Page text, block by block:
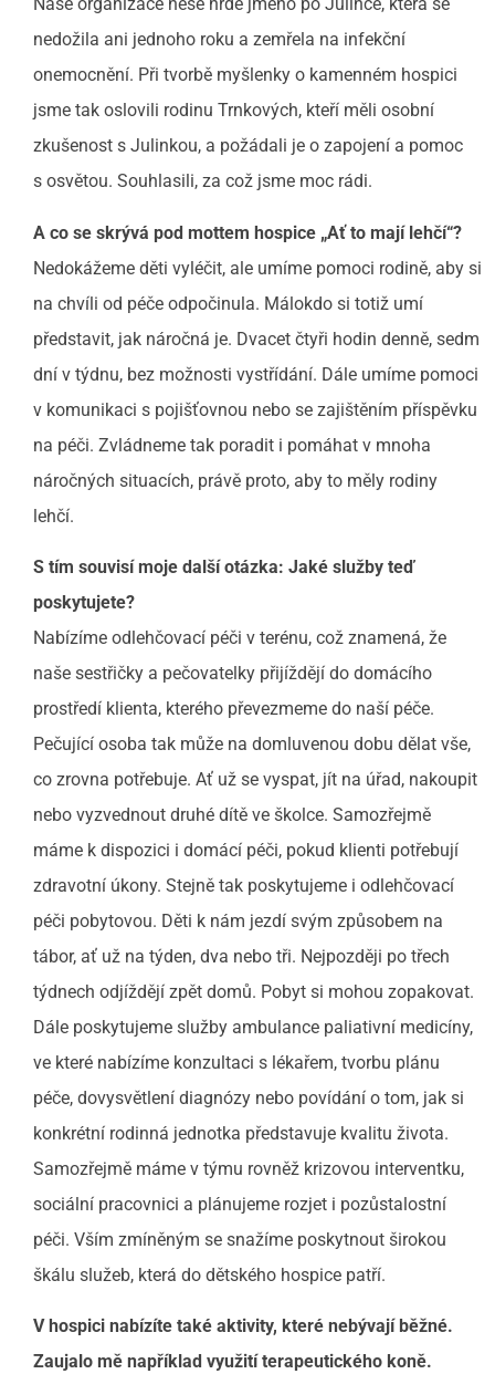
nedožila ani jednoho roku a zemřela na infekční
onemocnění. Při tvorbě myšlenky o kamenném hospici
jsme tak oslovili rodinu Trnkových, kteří měli osobní
zkušenost s Julinkou, a požádali je o zapojení a pomoc
s osvětou. Souhlasili, za což jsme moc rádi.
A co se skrývá pod mottem hospice „Ať to mají lehčí“?
Nedokážeme děti vyléčit, ale umíme pomoci rodině, aby si
na chvíli od péče odpočinula. Málokdo si totiž umí
představit, jak náročná je. Dvacet čtyři hodin denně, sedm
dní v týdnu, bez možnosti vystřídání. Dále umíme pomoci
v komunikaci s pojišťovnou nebo se zajištěním příspěvku
na péči. Zvládneme tak poradit i pomáhat v mnoha
náročných situacích, právě proto, aby to měly rodiny
lehčí.
S tím souvisí moje další otázka: Jaké služby teď
poskytujete?
Nabízíme odlehčovací péči v terénu, což znamená, že
naše sestřičky a pečovatelky přijíždějí do domácího
prostředí klienta, kterého převezmeme do naší péče.
Pečující osoba tak může na domluvenou dobu dělat vše,
co zrovna potřebuje. Ať už se vyspat, jít na úřad, nakoupit
nebo vyzvednout druhé dítě ve školce. Samozřejmě
máme k dispozici i domácí péči, pokud klienti potřebují
zdravotní úkony. Stejně tak poskytujeme i odlehčovací
péči pobytovou. Děti k nám jezdí svým způsobem na
tábor, ať už na týden, dva nebo tři. Nejpozději po třech
týdnech odjíždějí zpět domů. Pobyt si mohou zopakovat.
Dále poskytujeme služby ambulance paliativní medicíny,
ve které nabízíme konzultaci s lékařem, tvorbu plánu
péče, dovysvětlení diagnózy nebo povídání o tom, jak si
konkrétní rodinná jednotka představuje kvalitu života.
Samozřejmě máme v týmu rovněž krizovou interventku,
sociální pracovnici a plánujeme rozjet i pozůstalostní
péči. Vším zmíněným se snažíme poskytnout širokou
škálu služeb, která do dětského hospice patří.
V hospici nabízíte také aktivity, které nebývají běžné.
Zaujalo mě například využití terapeutického koně.